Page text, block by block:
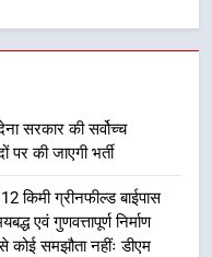
अलर्ट! 6 अगस्त को
बंद
सरकार की सर्वोच्च
पर की जाएगी भर्ती
किमी ग्रीनफील्ड बाईपास
एवं गुणवत्तापूर्ण निर्माण
कोई समझौता नहींः डीएम